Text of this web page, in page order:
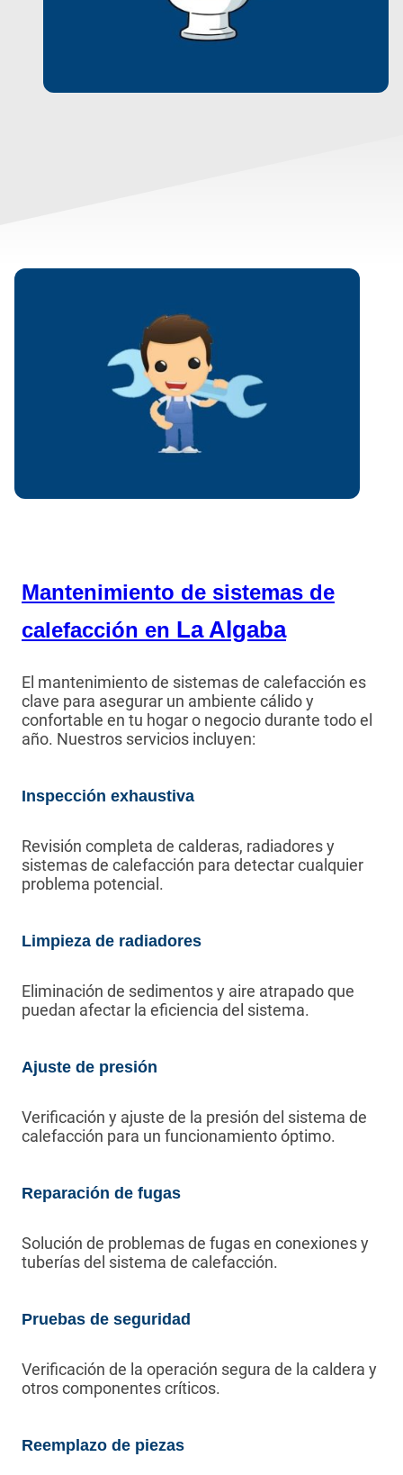
Mantenimiento de sistemas de
calefacción en La Algaba
El mantenimiento de sistemas de calefacción es
clave para asegurar un ambiente cálido y
confortable en tu hogar o negocio durante todo el
año. Nuestros servicios incluyen:
Inspección exhaustiva
Revisión completa de calderas, radiadores y
sistemas de calefacción para detectar cualquier
problema potencial.
Limpieza de radiadores
Eliminación de sedimentos y aire atrapado que
puedan afectar la eficiencia del sistema.
Ajuste de presión
Verificación y ajuste de la presión del sistema de
calefacción para un funcionamiento óptimo.
Reparación de fugas
Solución de problemas de fugas en conexiones y
tuberías del sistema de calefacción.
Pruebas de seguridad
Verificación de la operación segura de la caldera y
otros componentes críticos.
Reemplazo de piezas